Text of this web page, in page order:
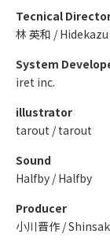
Tecnical
林 英和 /
System
iret inc.
illustrator
tarout / tarout
Sound
Halfby / Halfby
Producer
小川晋作 /